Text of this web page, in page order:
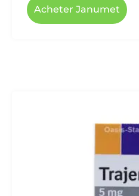
Acheter Janumet